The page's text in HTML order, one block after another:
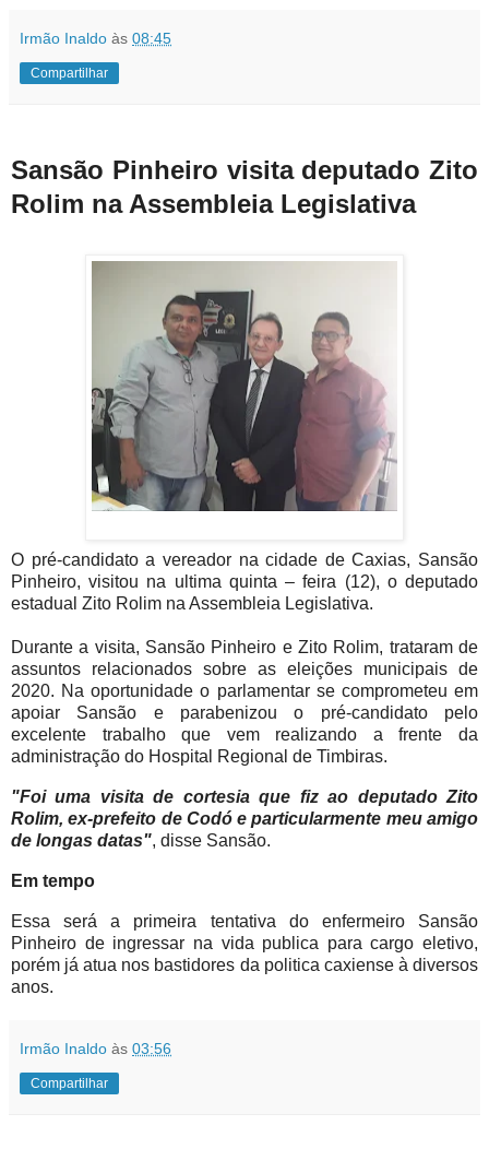
Irmão Inaldo às 08:45
Compartilhar
Sansão Pinheiro visita deputado Zito
Rolim na Assembleia Legislativa
O pré-candidato a vereador na cidade de Caxias, Sansão
Pinheiro, visitou na ultima quinta – feira (12), o deputado
estadual Zito Rolim na Assembleia Legislativa.
Durante a visita, Sansão Pinheiro e Zito Rolim, trataram de
assuntos relacionados sobre as eleições municipais de
2020. Na oportunidade o parlamentar se comprometeu em
apoiar Sansão e parabenizou o pré-candidato pelo
excelente trabalho que vem realizando a frente da
administração do Hospital Regional de Timbiras.
"Foi uma visita de cortesia que fiz ao deputado Zito
Rolim, ex-prefeito de Codó e particularmente meu amigo
de longas datas", disse Sansão.
Em tempo
Essa será a primeira tentativa do enfermeiro Sansão
Pinheiro de ingressar na vida publica para cargo eletivo,
porém já atua nos bastidores da politica caxiense à diversos
anos.
Irmão Inaldo às 03:56
Compartilhar